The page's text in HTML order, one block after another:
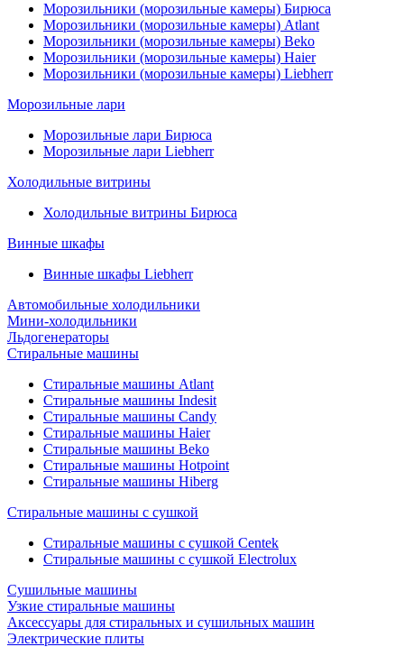
Морозильники (морозильные камеры) Бирюса
Морозильники (морозильные камеры) Atlant
Морозильники (морозильные камеры) Beko
Морозильники (морозильные камеры) Haier
Морозильники (морозильные камеры) Liebherr
Морозильные лари
Морозильные лари Бирюса
Морозильные лари Liebherr
Холодильные витрины
Холодильные витрины Бирюса
Винные шкафы
Винные шкафы Liebherr
Автомобильные холодильники
Мини-холодильники
Льдогенераторы
Стиральные машины
Стиральные машины Atlant
Стиральные машины Indesit
Стиральные машины Candy
Стиральные машины Haier
Стиральные машины Beko
Стиральные машины Hotpoint
Стиральные машины Hiberg
Стиральные машины с сушкой
Стиральные машины с сушкой Centek
Стиральные машины с сушкой Electrolux
Сушильные машины
Узкие стиральные машины
Аксессуары для стиральных и сушильных машин
Электрические плиты